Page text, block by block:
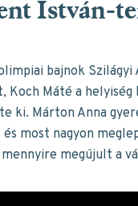
István-
bajnok Szilágyi
Koch Máté a helyiség
ki. Márton Anna
és most nagyon
megújult a